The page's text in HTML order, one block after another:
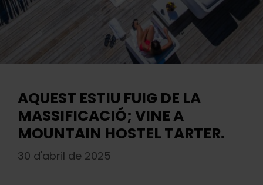
AQUEST ESTIU FUIG DE LA
MASSIFICACIÓ; VINE A
MOUNTAIN HOSTEL TARTER.
30 d'abril de 2025